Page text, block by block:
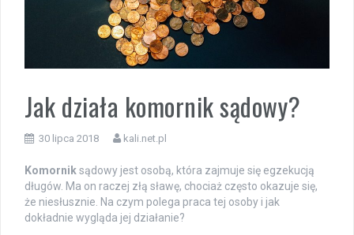
Jak działa komornik sądowy?
30 lipca 2018 kali.net.pl
Komorniksądowy jest osobą, która zajmuje się egzekucją
długów. Ma on raczej złą sławę, chociaż często okazuje się,
że niesłusznie. Na czym polega praca tej osoby i jak
dokładnie wygląda jej działanie?